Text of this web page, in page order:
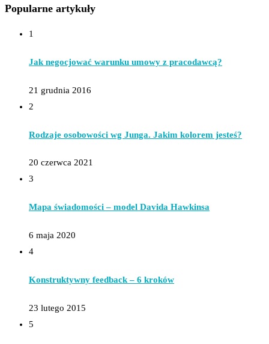
Popularne artykuły
1
Jak negocjować warunku umowy z pracodawcą?
21 grudnia 2016
2
Rodzaje osobowości wg Junga. Jakim kolorem jesteś?
20 czerwca 2021
3
Mapa świadomości – model Davida Hawkinsa
6 maja 2020
4
Konstruktywny feedback – 6 kroków
23 lutego 2015
5